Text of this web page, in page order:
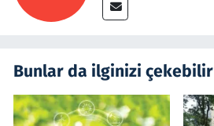
Bunlar da ilginizi çekebilir